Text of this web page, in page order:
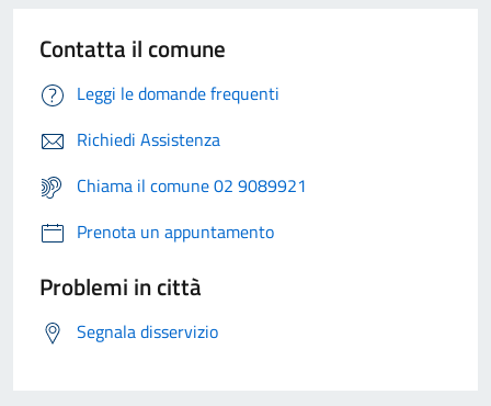
Contatta il comune
Leggi le domande frequenti
Richiedi Assistenza
Chiama il comune 02 9089921
Prenota un appuntamento
Problemi in città
Segnala disservizio